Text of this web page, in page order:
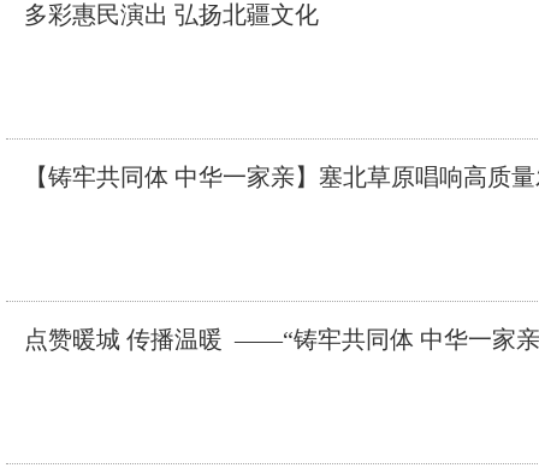
多彩惠民演出 弘扬北疆文化
【铸牢共同体 中华一家亲】塞北草原唱响高质
点赞暖城 传播温暖 ​ ——“铸牢共同体 中华一家